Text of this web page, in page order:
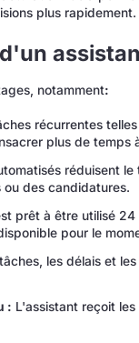
plus rapidement.
notamment:
récurrentes
plus de temps
réduisent
des candidatures.
prêt à être utilisé
pour le
les délais et
: L'assistant reçoit